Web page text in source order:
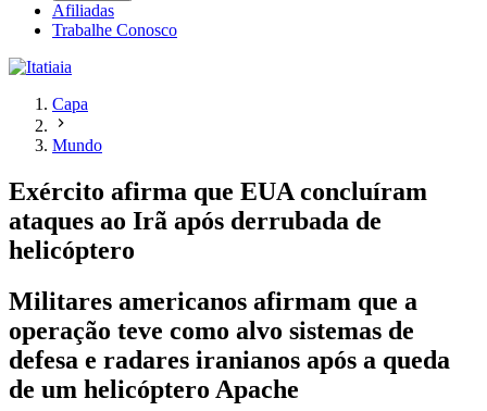
Afiliadas
Trabalhe Conosco
Capa
Mundo
Exército afirma que EUA concluíram
ataques ao Irã após derrubada de
helicóptero
Militares americanos afirmam que a
operação teve como alvo sistemas de
defesa e radares iranianos após a queda
de um helicóptero Apache